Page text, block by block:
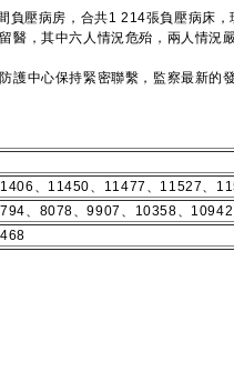
壓病房，合共1 214張負壓病床，
醫，其中六人情況危殆，兩人情況
中心保持緊密聯繫，監察最新的發
、11450、11477、11527、
、8078、9907、10358、10942